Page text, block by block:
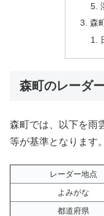
森
森町のレーダ
森町では、以下を雨
等が基準となります。
レーダー地点
よみがな
都道府県